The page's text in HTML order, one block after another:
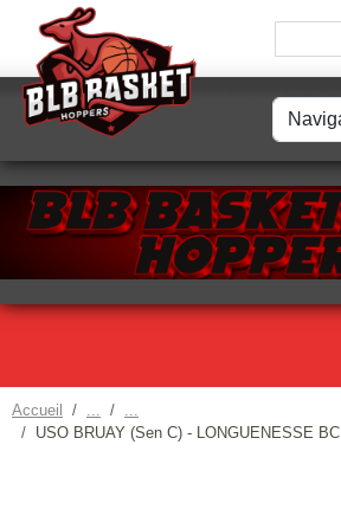
Accueil
USO BRUAY (Sen C) - LONGUENESSE BC
Panneau de gestion des cookies